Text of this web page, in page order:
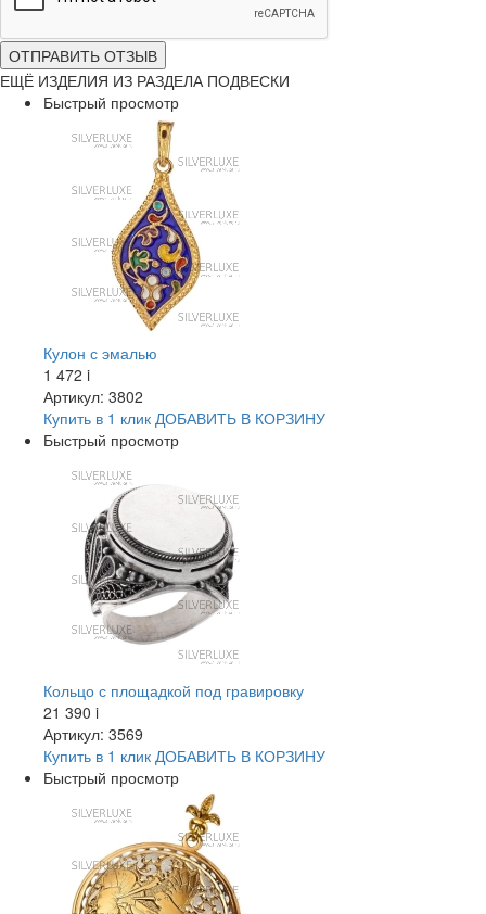
ОТПРАВИТЬ ОТЗЫВ
ЕЩЁ ИЗДЕЛИЯ ИЗ РАЗДЕЛА ПОДВЕСКИ
Быстрый просмотр
Кулон с эмалью
1 472 i
Артикул: 3802
Купить в 1 клик ДОБАВИТЬ В КОРЗИНУ
Быстрый просмотр
Кольцо с площадкой под гравировку
21 390 i
Артикул: 3569
Купить в 1 клик ДОБАВИТЬ В КОРЗИНУ
Быстрый просмотр